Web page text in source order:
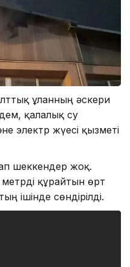
ұланның әскери
қалалық су
электр жүесі қызметі
шеккендер жоқ.
құрайтын өрт
ішінде сөндірілді.